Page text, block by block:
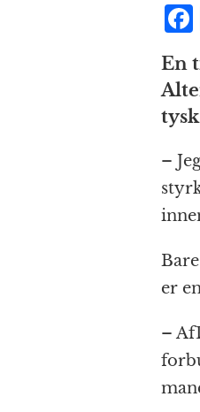
En
–
er
–